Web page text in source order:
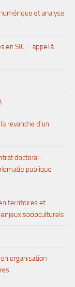
et analyse
en SIC – appel à
revanche d’un
doctoral :
publique
territoires et
socioculturels
organisation :